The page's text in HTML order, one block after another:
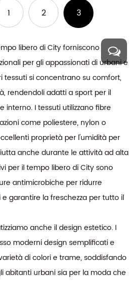
1 2 3
libero di City forniscono
per gli appassionati di urbani e
tessuti si concentrano su comfort,
rendendoli adatti a sport per il
interno. I tessuti utilizzano fibre
come poliestere, nylon o
proprietà per l'umidità per
anche durante le attività ad alta
per il tempo libero di City sono
antimicrobiche per ridurre
garantire la freschezza per tutto il
anche il design estetico. I
moderni design semplificati e
di colori e trame, soddisfando
abitanti urbani sia per la moda che